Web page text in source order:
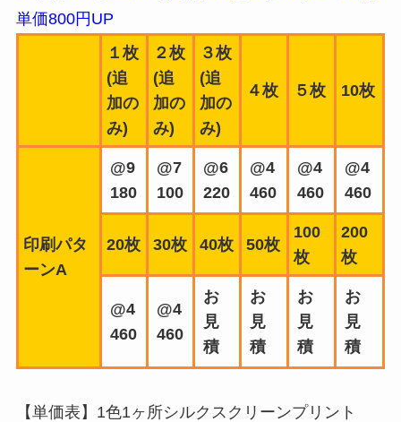
単価800円UP
１枚
(追
加の
み)
２枚
(追
加の
み)
３枚
(追
加の
み)
４枚 ５枚 10枚
印刷パタ
ーンA
@9
180
@7
100
@6
220
@4
460
@4
460
@4
460
20枚 30枚 40枚 50枚
100
枚
200
枚
@4
460
@4
460
お
見
積
お
見
積
お
見
積
お
見
積
【単価表】1色1ヶ所シルクスクリーンプリント